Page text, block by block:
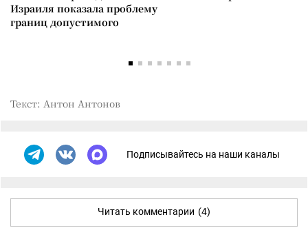
Израиля показала проблему
границ допустимого
Текст: Антон Антонов
Подписывайтесь на наши каналы
Читать комментарии (4)